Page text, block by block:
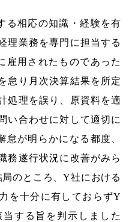
る相応の知識・経験を有
理業務を専門に担当する
雇用されたものであった
怠り月次決算結果を所定
処理を誤り、原資料を適
い合わせに対して適切に
が明らかになる都度、
務遂行状況に改善がみら
のところ、Y社における
を十分に有しておらずY
する旨を判示しました